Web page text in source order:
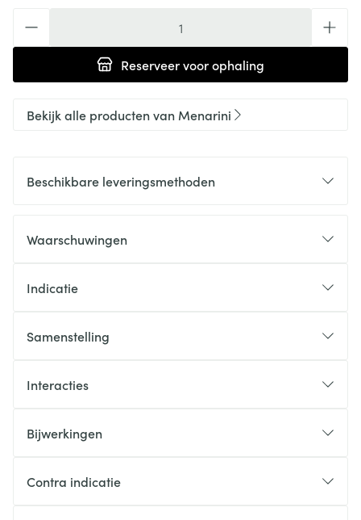
Reserveervoor ophaling
Bekijk alle producten van Menarini
Beschikbare leveringsmethoden
Waarschuwingen
Indicatie
Samenstelling
Interacties
Bijwerkingen
Contra indicatie